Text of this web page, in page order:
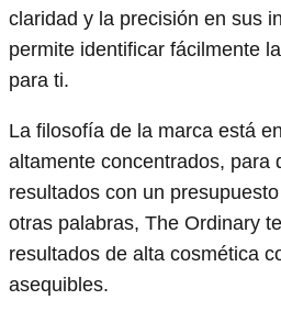
claridad y la precisión en sus
permite identificar fácilmente
para ti.
La filosofía de la marca está
altamente concentrados, para
resultados con un
otras palabras, The Ordinary
resultados de alta cosmética
asequibles.